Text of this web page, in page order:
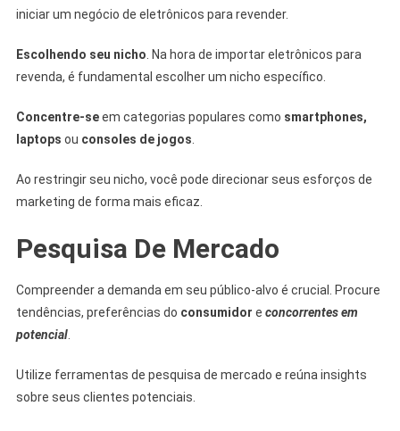
iniciar um negócio de eletrônicos para revender.
Escolhendo seu nicho . Na hora de importar eletrônicos para
revenda, é fundamental escolher um nicho específico.
Concentre-seem categorias populares como smartphones,
laptops ou consoles de jogos
Ao restringir seu nicho, você pode direcionar seus esforços de
marketing de forma mais eficaz.
Pesquisa De Mercado
Compreender a demanda em seu público-alvo é crucial. Procure
tendências, preferências do consumidor e concorrentes em
potencial.
Utilize ferramentas de pesquisa de mercado e reúna insights
sobre seus clientes potenciais.